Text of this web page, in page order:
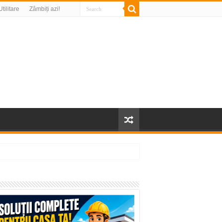
Zâmbiți azi!